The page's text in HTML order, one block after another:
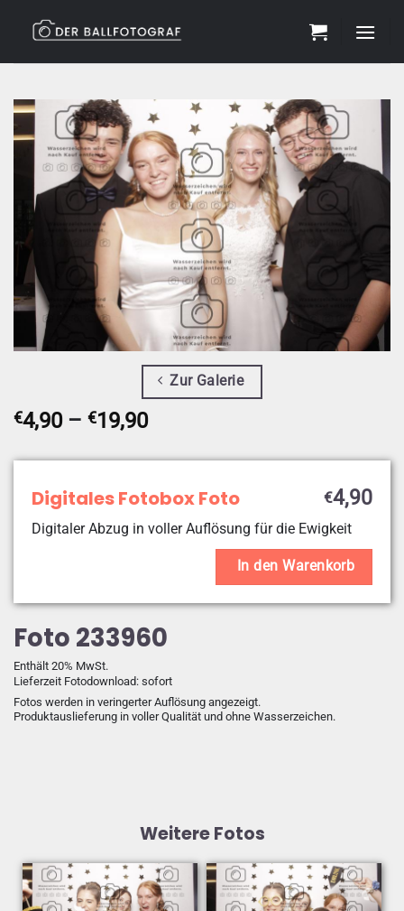
Zur Galerie
Foto 233960
€4,90 – €19,90Preisspanne:
bis
Enthält 20% MwSt.
Lieferzeit Fotodownload: sofort
Fotos werden in veringerter Auflösung angezeigt.
Produktauslieferung in voller Qualität und ohne Wasserzeichen.
Digitales Fotobox Foto €4,90
Digitaler Abzug in voller Auflösung für die Ewigkeit
In den Warenkorb
Weitere Fotos